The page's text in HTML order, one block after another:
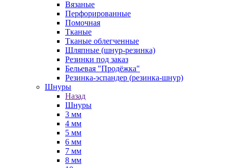
Вязаные
Перфорированные
Помочная
Тканые
Тканые облегченные
Шляпные (шнур-резинка)
Резинки под заказ
Бельевая "Продёжка"
Резинка-эспандер (резинка-шнур)
Шнуры
Назад
Шнуры
3 мм
4 мм
5 мм
6 мм
7 мм
8 мм